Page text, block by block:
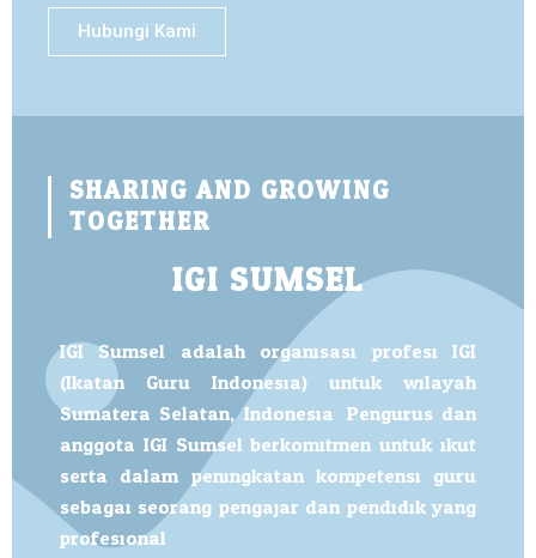
Hubungi Kami
SHARING AND GROWING
TOGETHER
IGI SUMSEL
IGI Sumsel adalah organisasi profesi IGI
(Ikatan Guru Indonesia) untuk wilayah
Sumatera Selatan, Indonesia. Pengurus dan
anggota IGI Sumsel berkomitmen untuk ikut
serta dalam peningkatan kompetensi guru
sebagai seorang pengajar dan pendidik yang
profesional.